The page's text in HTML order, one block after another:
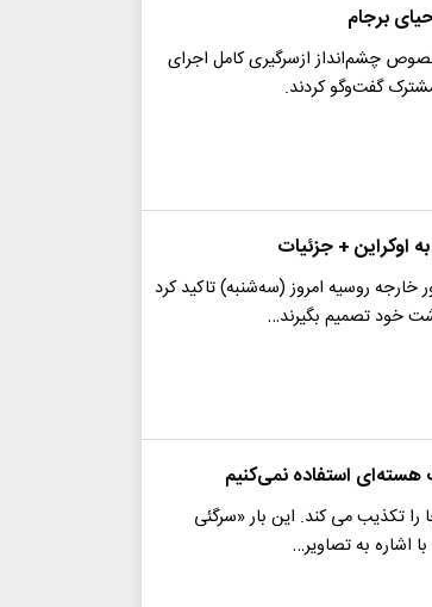
برجام
چشم‌انداز ازسرگیری کامل اجرای
گفت‌وگو کردند.
اوکراین + جزئیات
خارجه روسیه امروز (سه‌شنبه) تاکید کرد
خود تصمیم بگیرند…
هسته‌ای استفاده نمی‌کنیم
را تکذیب می کند. این بار «سرگئی
اشاره به تصاویر…